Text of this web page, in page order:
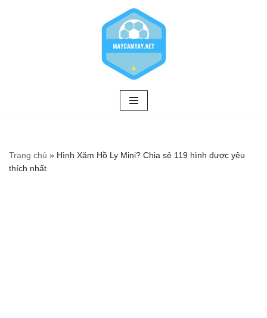
Trang chủ » Hình Xăm Hồ Ly Mini? Chia sẻ 119 hình được yêu
thích nhất